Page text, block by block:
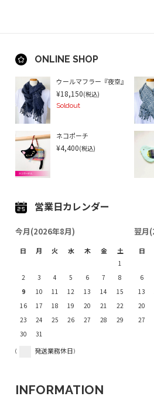
ONLINE SHOP
ウールマフラー『夜空』
¥18,150(税込)
Soldout
ネコポーチ
¥4,400(税込)
営業日カレンダー
今月(2026年8月)
日 月 火 水 木 金 土
1
2
3 4 5 6 7
8
9
10 11 12 13 14
15
16
17 18 19 20 21
22
23
24 25 26 27 28
29
30
31
翌月
日
6
13
20
27
( 発送業務休日)
INFORMATION